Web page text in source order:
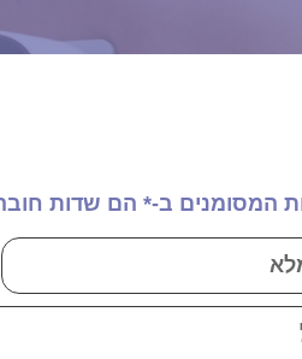
המסומנים ב-* הם שדות